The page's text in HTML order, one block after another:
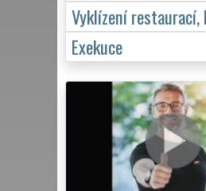
Vyklízení restaurací,
Exekuce